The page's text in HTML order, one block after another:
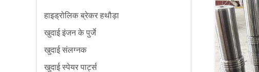
हाइड्रोलिक ब्रेकर हथौड़ा
खुदाई इंजन के पुर्जे
खुदाई संलग्नक
खुदाई स्पेयर पार्ट्स